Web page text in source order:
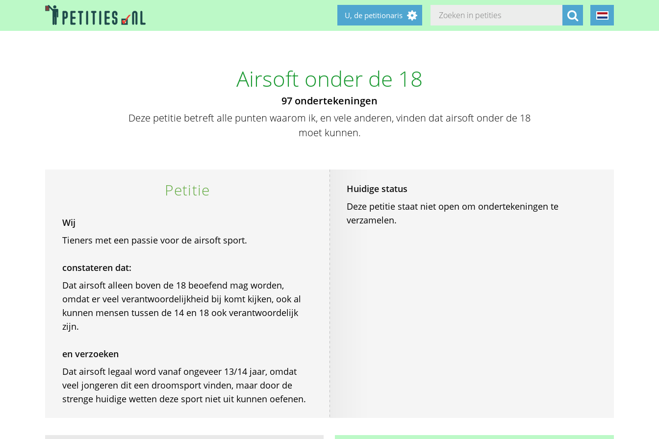
U, de petitionaris
Airsoft onder de 18
97 ondertekeningen
Deze petitie betreft alle punten waarom ik, en vele anderen, vinden dat airsoft onder de 18
moet kunnen.
Petitie
Wij
Tieners met een passie voor de airsoft sport.
constateren dat:
Dat airsoft alleen boven de 18 beoefend mag worden,
omdat er veel verantwoordelijkheid bij komt kijken, ook al
kunnen mensen tussen de 14 en 18 ook verantwoordelijk
zijn.
en verzoeken
Dat airsoft legaal word vanaf ongeveer 13/14 jaar, omdat
veel jongeren dit een droomsport vinden, maar door de
strenge huidige wetten deze sport niet uit kunnen oefenen.
Huidige status
Deze petitie staat niet open om ondertekeningen te
verzamelen.